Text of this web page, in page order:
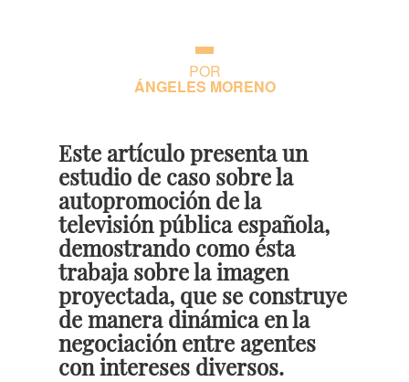
POR
ÁNGELES MORENO
Este artículo presenta un
estudio de caso sobre la
autopromoción de la
televisión pública española,
demostrando como ésta
trabaja sobre la imagen
proyectada, que se construye
de manera dinámica en la
negociación entre agentes
con intereses diversos.